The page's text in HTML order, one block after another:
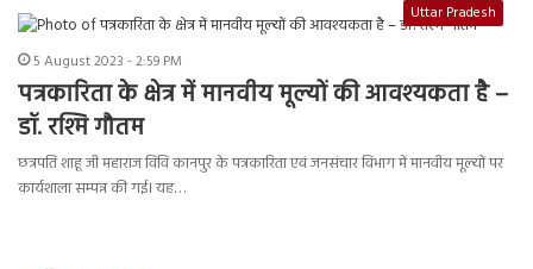
Uttar Pradesh
5 August 2023 - 2:59 PM
पत्रकारिता के क्षेत्र में मानवीय मूल्यों की आवश्यकता है –
डॉ. रश्मि गौतम
छत्रपति शाहू जी महाराज विवि कानपुर के पत्रकारिता एवं जनसंचार विभाग में मानवीय मूल्यों पर
कार्यशाला सम्पन्न की गई। यह…